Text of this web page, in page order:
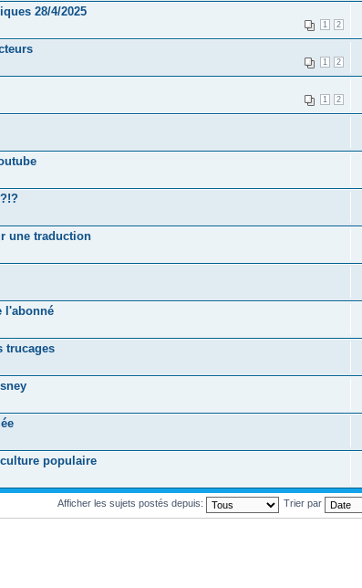
28/4/2025
1 2
1 2
1 2
une traduction
l'abonné
trucages
populaire
Afficher les sujets postés depuis: Trier par